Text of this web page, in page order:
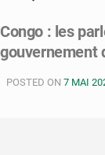
Congo : les
gouvernement
POSTED ON 7 MAI